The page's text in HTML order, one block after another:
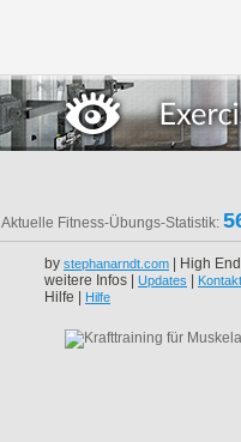
Aktuelle Fitness-Übungs-Statistik:
by stephanarndt.com | High
weitere Infos | Updates Kontakt
Hilfe | Hilfe